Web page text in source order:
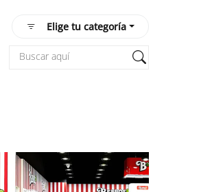
Elige tu categoría